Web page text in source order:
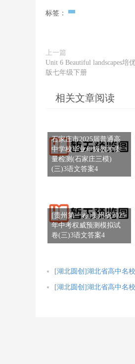
1586m) “假林线”在不同
标签：
上一篇
Unit 6 Beautiful landscapes
版七年级下册
相关文章阅读
石家庄市2025届普通高
中学校毕业年级教学质
量检测(石家庄三模)
(三)3语文答案4
[贵州第一卷]贵州省2025
年中考权威预测模拟试
卷(三)3语文答案4
[湖北圆创]湖北省高中名
[湖北圆创]湖北省高中名